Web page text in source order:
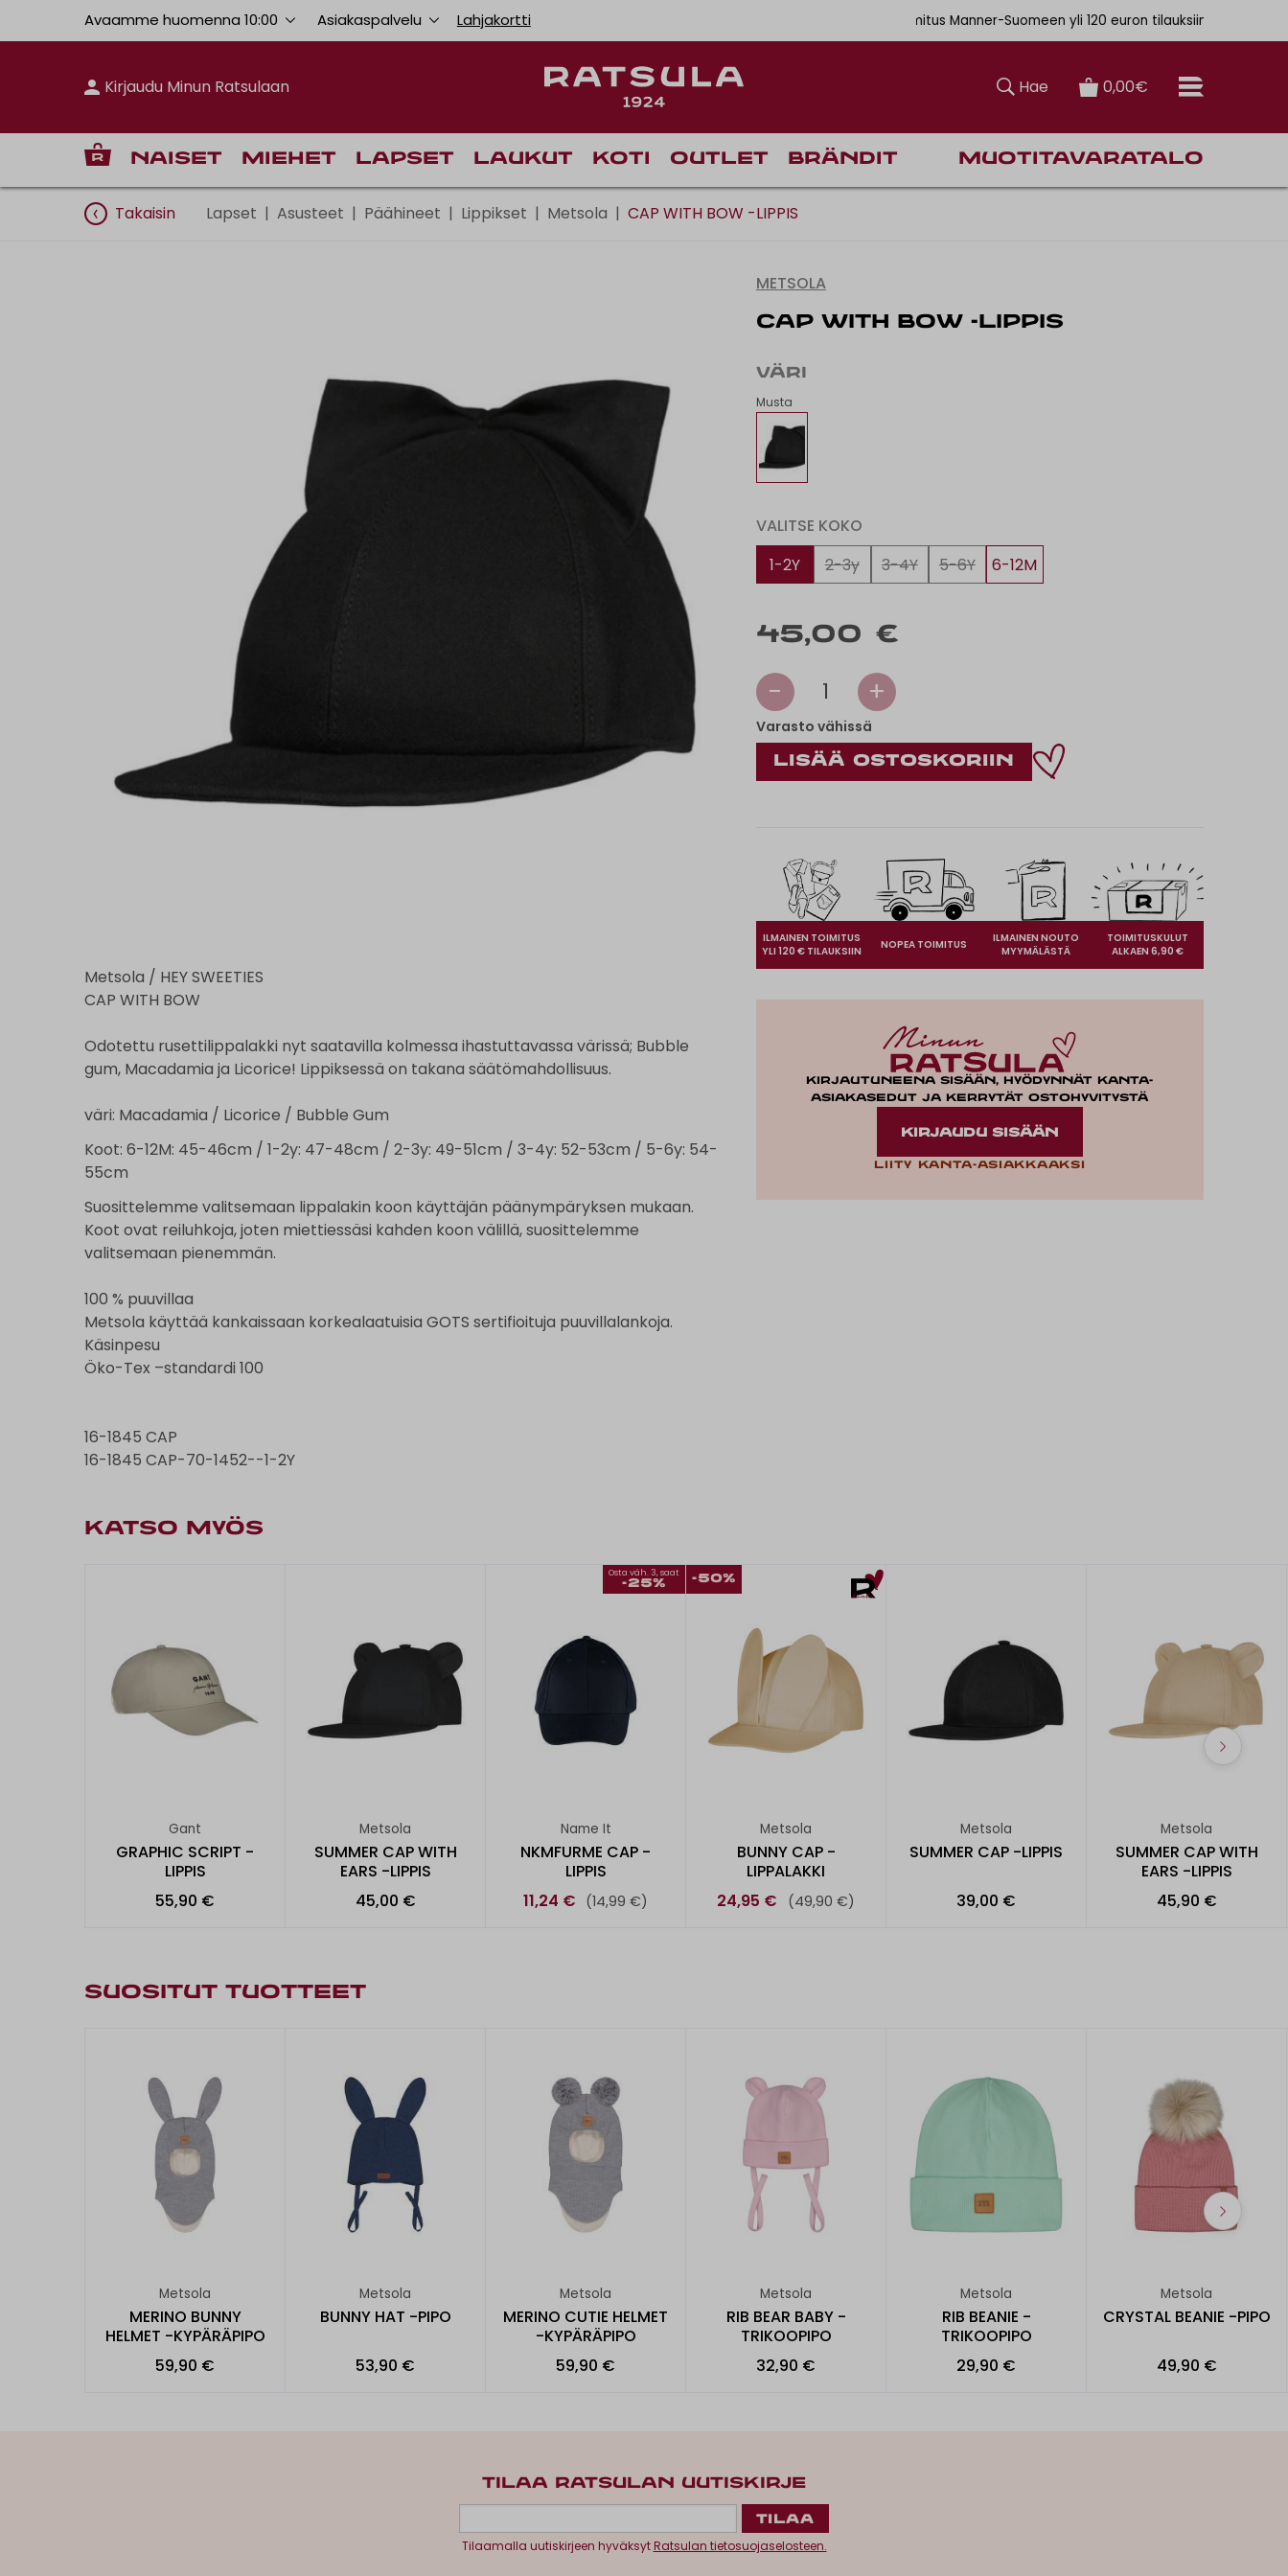
Avaamme huomenna 10:00 Asiakaspalvelu Lahjakortti Ilmainen toimitus Manner-Suomeen yli 120 euron tilauksiin
Kirjaudu Minun Ratsulaan Hae 0,00€
Naiset Miehet Lapset Laukut Koti Outlet Brändit Muotitavaratalo
Takaisin Lapset | Asusteet | Päähineet | Lippikset | Metsola | CAP WITH BOW -LIPPIS
Metsola / HEY SWEETIES
CAP WITH BOW
Odotettu rusettilippalakki nyt saatavilla kolmessa ihastuttavassa värissä; Bubble
gum, Macadamia ja Licorice! Lippiksessä on takana säätömahdollisuus.
väri: Macadamia / Licorice / Bubble Gum
Koot: 6-12M: 45-46cm / 1-2y: 47-48cm / 2-3y: 49-51cm / 3-4y: 52-53cm / 5-6y: 54-
55cm
Suosittelemme valitsemaan lippalakin koon käyttäjän päänympäryksen mukaan.
Koot ovat reiluhkoja, joten miettiessäsi kahden koon välillä, suosittelemme
valitsemaan pienemmän.
100 % puuvillaa
Metsola käyttää kankaissaan korkealaatuisia GOTS sertifioituja puuvillalankoja.
Käsinpesu
Öko-Tex –standardi 100
16-1845 CAP
16-1845 CAP-70-1452--1-2Y
METSOLA
CAP WITH BOW -LIPPIS
VÄRI
Musta
VALITSE KOKO
1-2Y
2-3y 3-4Y 5-6Y 6-12M
45,00 €
- 1 +
Varasto vähissä
ILMAINEN TOIMITUS
YLI 120 € TILAUKSIIN
NOPEA TOIMITUS
ILMAINEN NOUTO
MYYMÄLÄSTÄ
TOIMITUSKULUT
ALKAEN 6,90 €
Kirjautuneena sisään, hyödynnät kanta-
asiakasedut ja kerrytät ostohyvitystä
KIRJAUDU SISÄÄN
Liity kanta-asiakkaaksi
KATSO MYÖS
Gant
GRAPHIC SCRIPT -
LIPPIS
55,90 €
Metsola
SUMMER CAP WITH
EARS -LIPPIS
45,00 €
Osta väh. 3, saat
-25%
Name It
NKMFURME CAP -
LIPPIS
11,24 € (14,99 €)
-50%
Metsola
BUNNY CAP -
LIPPALAKKI
24,95 €
(49,90 €)
Metsola
SUMMER CAP -LIPPIS
39,00 €
Metsola
SUMMER CAP WITH
EARS -LIPPIS
45,90 €
SUOSITUT TUOTTEET
Metsola
MERINO BUNNY
HELMET -KYPÄRÄPIPO
59,90 €
Metsola
BUNNY HAT -PIPO
53,90 €
Metsola
MERINO CUTIE HELMET
-KYPÄRÄPIPO
59,90 €
Metsola
RIB BEAR BABY -
TRIKOOPIPO
32,90 €
Metsola
RIB BEANIE -
TRIKOOPIPO
29,90 €
Metsola
CRYSTAL BEANIE -PIPO
49,90 €
TILAA RATSULAN UUTISKIRJE
Tilaamalla uutiskirjeen hyväksytRatsulan tietosuojaselosteen.